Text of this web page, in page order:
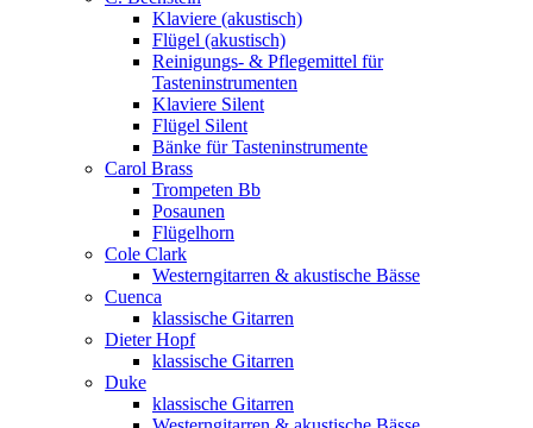
Klaviere (akustisch)
Flügel (akustisch)
Reinigungs- & Pflegemittel für
Tasteninstrumenten
Klaviere Silent
Flügel Silent
Bänke für Tasteninstrumente
Carol Brass
Trompeten Bb
Posaunen
Flügelhorn
Cole Clark
Westerngitarren & akustische Bässe
Cuenca
klassische Gitarren
Dieter Hopf
klassische Gitarren
Duke
klassische Gitarren